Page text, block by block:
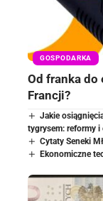
GOSPODARKA
Od franka do
Francji?
Jakie
tygrysem: reformy i
Cytaty Seneki
Ekonomiczne